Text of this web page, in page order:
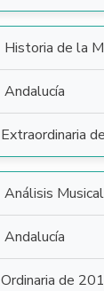
Historia de la
Andalucía
Extraordinaria
Análisis Musical
Andalucía
Ordinaria de